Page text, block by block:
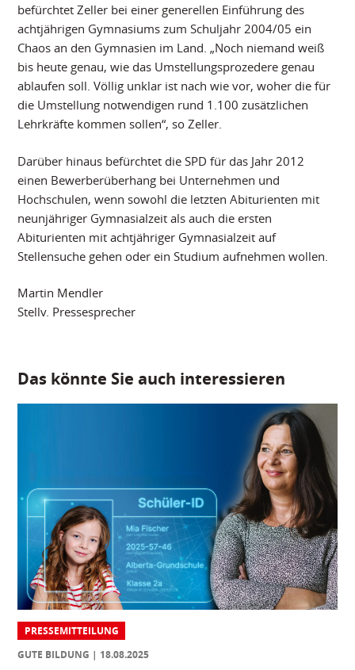
befürchtet Zeller bei einer generellen Einführung des
achtjährigen Gymnasiums zum Schuljahr 2004/05 ein
Chaos an den Gymnasien im Land. „Noch niemand weiß
bis heute genau, wie das Umstellungsprozedere genau
ablaufen soll. Völlig unklar ist nach wie vor, woher die für
die Umstellung notwendigen rund 1.100 zusätzlichen
Lehrkräfte kommen sollen“, so Zeller.
Darüber hinaus befürchtet die SPD für das Jahr 2012
einen Bewerberüberhang bei Unternehmen und
Hochschulen, wenn sowohl die letzten Abiturienten mit
neunjähriger Gymnasialzeit als auch die ersten
Abiturienten mit achtjähriger Gymnasialzeit auf
Stellensuche gehen oder ein Studium aufnehmen wollen.
Martin Mendler
Stellv. Pressesprecher
Das könnte Sie auch interessieren
PRESSEMITTEILUNG
GUTE BILDUNG
18.08.2025